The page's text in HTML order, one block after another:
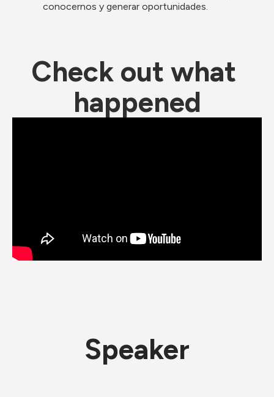
conocernos y generar oportunidades.
Check out what
happened
Speaker